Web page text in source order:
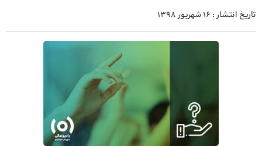
تاریخ انتشار : 16 شهریور 1398